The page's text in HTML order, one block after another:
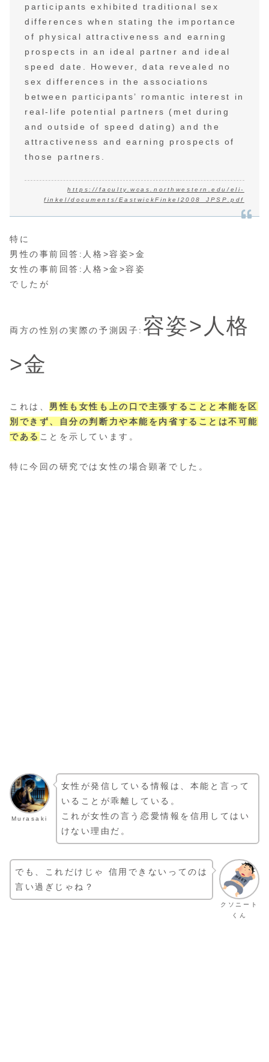
participants exhibited traditional sex
differences when stating the importance
of physical attractiveness and earning
prospects in an ideal partner and ideal
speed date. However, data revealed no
sex differences in the associations
between participants’ romantic interest in
real-life potential partners (met during
and outside of speed dating) and the
attractiveness and earning prospects of
those partners.
https://faculty.wcas.northwestern.edu/eli-
finkel/documents/EastwickFinkel2008_JPSP.pdf
特に
男性の事前回答:人格>容姿>金
女性の事前回答:人格>金>容姿
でしたが
両方の性別の実際の予測因子: 容姿>人格
>金
これは、 男性も女性も上の口で主張することと本能を区
別できず、自分の判断力や本能を内省することは不可能
である ことを示しています。
特に今回の研究では女性の場合顕著でした。
Murasaki
女性が発信している情報は、本能と言って
いることが乖離している。
これが女性の言う恋愛情報を信用してはい
けない理由だ。
クソニート
くん
でも、これだけじゃ 信用できないってのは
言い過ぎじゃね？